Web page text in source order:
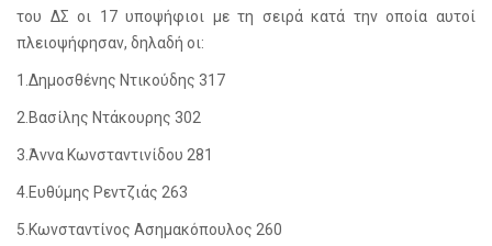
του ΔΣ οι 17 υποψήφιοι με τη σειρά κατά την οποία αυτοί
πλειοψήφησαν, δηλαδή οι:
1.Δημοσθένης Ντικούδης 317
2.Βασίλης Ντάκουρης 302
3.Άννα Κωνσταντινίδου 281
4.Ευθύμης Ρεντζιάς 263
5.Κωνσταντίνος Ασημακόπουλος 260